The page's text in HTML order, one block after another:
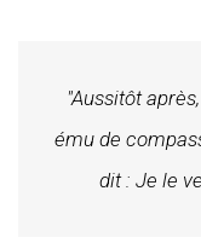
"Aussitôt
ému de
dit : Je le